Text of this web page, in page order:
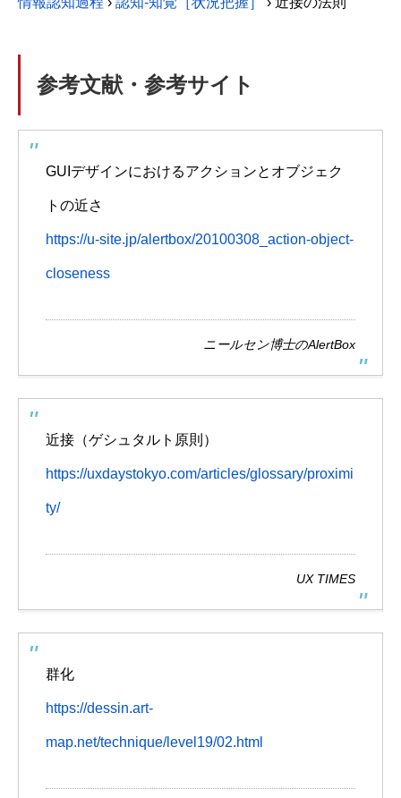
参考文献・参考サイト
GUIデザインにおけるアクションとオブジェク
トの近さ
https://u-site.jp/alertbox/20100308_action-object-
closeness
ニールセン博士のAlertBox
近接（ゲシュタルト原則）
https://uxdaystokyo.com/articles/glossary/proximi
ty/
UX TIMES
群化
https://dessin.art-
map.net/technique/level19/02.html